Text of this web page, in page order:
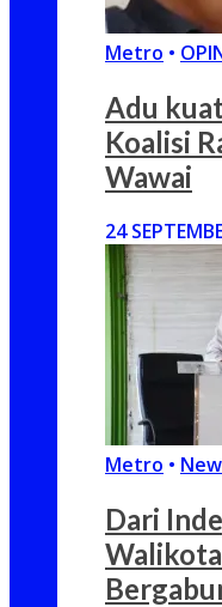
Metro •
Adu
Koalisi
Wawai
24
Metro •
Dari